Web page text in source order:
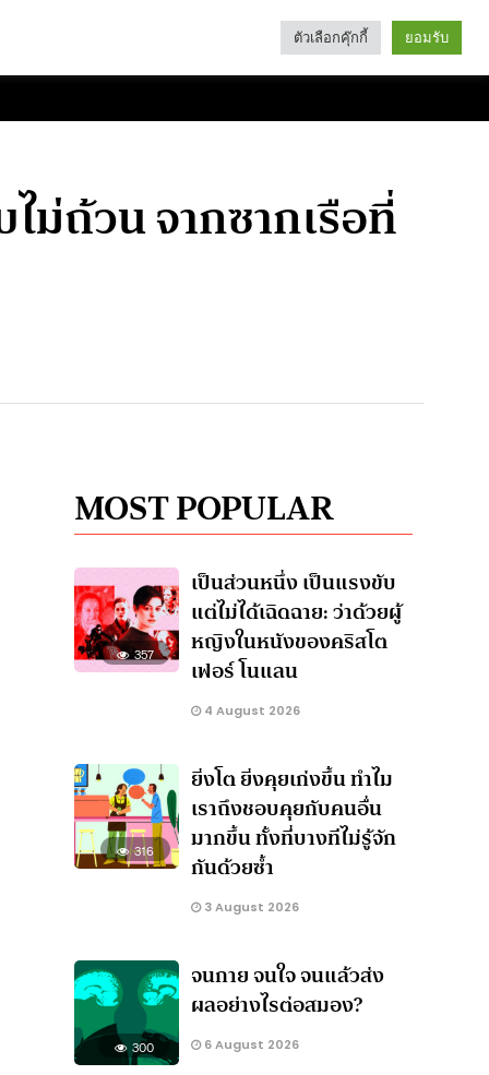
Categories
ม่ถ้วน จากซากเรือที่
MOST POPULAR
357
เป็นส่วนหนึ่ง เป็นแรงขับ
แต่ไม่ได้เฉิดฉาย: ว่าด้วยผู้
หญิงในหนังของคริสโต
เฟอร์ โนแลน
4 August 2026
316
ยิ่งโต ยิ่งคุยเก่งขึ้น ทำไม
เราถึงชอบคุยกับคนอื่น
มากขึ้น ทั้งที่บางทีไม่รู้จัก
กันด้วยซ้ำ
3 August 2026
300
จนกาย จนใจ จนแล้วส่ง
ผลอย่างไรต่อสมอง?
6 August 2026
ตัวเลือกคุ๊กกี้ ยอมรับ